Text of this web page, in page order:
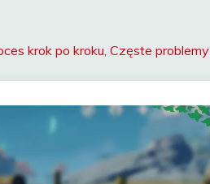
krok po kroku, Częste problemy